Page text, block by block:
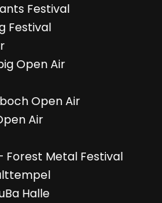
Festival
Festival
Open Air
Open Air
Air
Forest Metal Festival
Halle